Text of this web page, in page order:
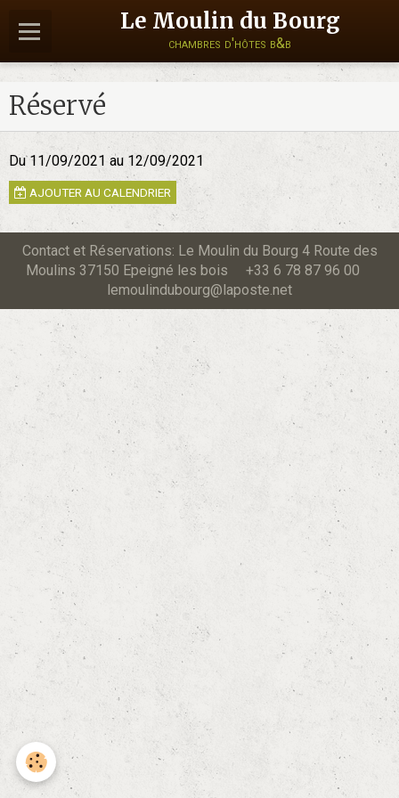
Le Moulin du Bourg
chambres d'hôtes b&b
Réservé
Du 11/09/2021 au 12/09/2021
AJOUTER AU CALENDRIER
Contact et Réservations: Le Moulin du Bourg 4 Route des
Moulins 37150 Epeigné les bois +33 6 78 87 96 00
lemoulindubourg@laposte.net